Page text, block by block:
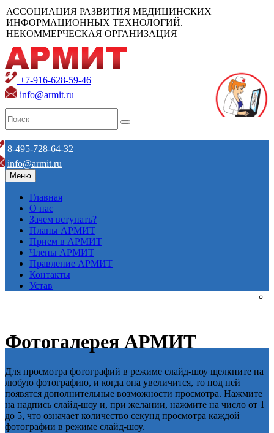
АССОЦИАЦИЯ РАЗВИТИЯ МЕДИЦИНСКИХ
ИНФОРМАЦИОННЫХ ТЕХНОЛОГИЙ.
НЕКОММЕРЧЕСКАЯ ОРГАНИЗАЦИЯ
+7-916-628-59-46
info@armit.ru
8-495-728-64-32
info@armit.ru
Меню
Главная
О нас
Зачем вступать?
Планы АРМИТ
Прием в АРМИТ
Члены АРМИТ
Правление АРМИТ
Контакты
Устав
Фотогалерея АРМИТ
Для просмотра фотографий в режиме слайд-шоу щелкните на
любую фотографию, и когда она увеличится, то под ней
появятся дополнительные возможности просмотра. Нажмите
на надпись слайд-шоу и, при желании, нажмите на число от 1
до 5, что означает количество секунд просмотра каждой
фотографии в режиме слайд-шоу.